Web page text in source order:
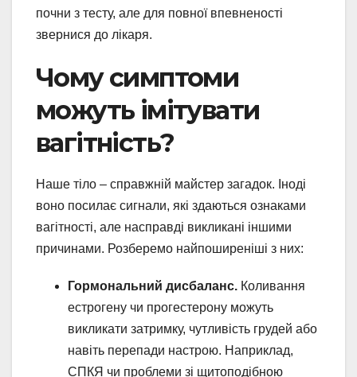
почни з тесту, але для повної впевненості
звернися до лікаря.
Чому симптоми
можуть імітувати
вагітність?
Наше тіло – справжній майстер загадок. Іноді
воно посилає сигнали, які здаються ознаками
вагітності, але насправді викликані іншими
причинами. Розберемо найпоширеніші з них:
Гормональний дисбаланс. Коливання
естрогену чи прогестерону можуть
викликати затримку, чутливість грудей або
навіть перепади настрою. Наприклад,
СПКЯ чи проблеми зі щитоподібною